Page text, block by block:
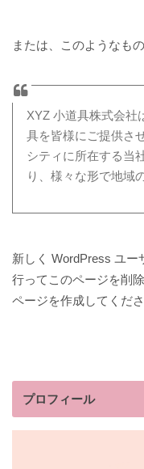
または、このようなもの
XYZ 小道具株式会社
具を皆様にご提供さ
シティに所在する当
り、様々な形で地域
新しく WordPress ユー
行ってこのページを削
ページを作成してくだ
プロフィール